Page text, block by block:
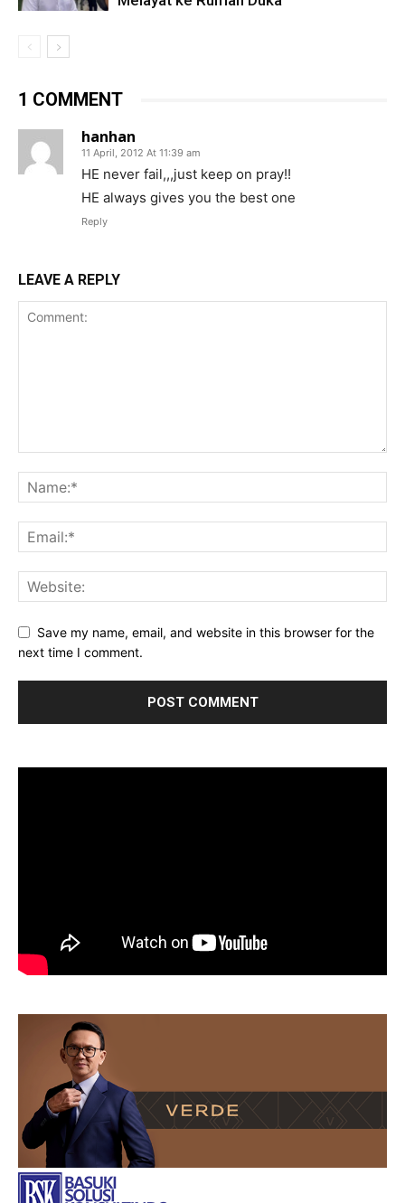
1 COMMENT
hanhan
11 April, 2012 At 11:39 am
HE never fail,,,just keep on pray!!
HE always gives you the best one
Reply
LEAVE A REPLY
Save my name, email, and website in this browser for the
next time I comment.